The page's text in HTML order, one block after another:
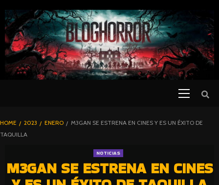
TO
CONTENT
BLOGHORROR
⋆
HOME 2023 ENERO
M3GAN SE ESTRENA EN CINES Y ES UN ÉXITO DE
TAQUILLA
NOTICIAS
M3GAN SE ESTRENA EN CINES